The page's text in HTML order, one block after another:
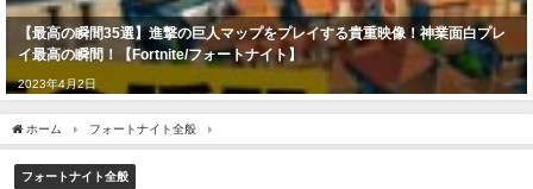
【最高の瞬間35選】進撃の巨人マップをプレイする貴重映像！神業面白プレ
イ最高の瞬間！【Fortnite/フォートナイト】
2023年4月2日
ホーム フォートナイト全般
フォートナイト全般